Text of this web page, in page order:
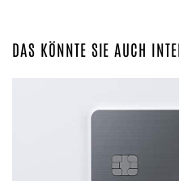
DAS KÖNNTE SIE AUCH